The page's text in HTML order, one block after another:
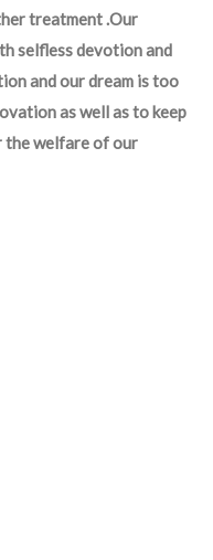
treatment .Our
selfless devotion and
and our dream is too
as well as to keep
the welfare of our